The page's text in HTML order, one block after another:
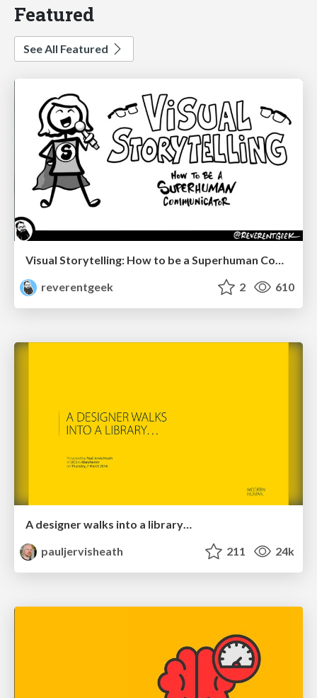
Featured
See All Featured
Visual Storytelling: How to be a Superhuman Communicator
reverentgeek
2 610
A designer walks into a library…
pauljervisheath
211 24k